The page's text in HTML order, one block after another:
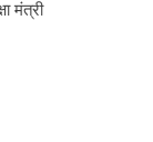
मंत्री